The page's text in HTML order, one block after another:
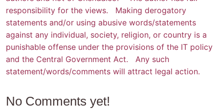
responsibility for the views. Making derogatory
statements and/or using abusive words/statements
against any individual, society, religion, or country is a
punishable offense under the provisions of the IT policy
and the Central Government Act. Any such
statement/words/comments will attract legal action.
No Comments yet!